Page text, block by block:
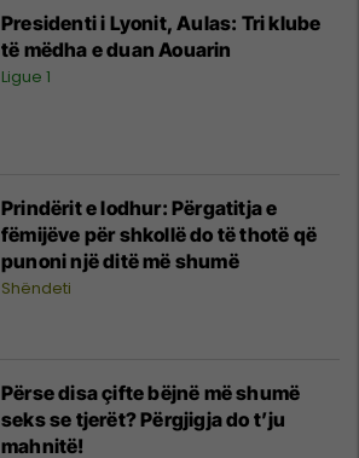
Presidenti i Lyonit, Aulas: Tri klube
të mëdha e duan Aouarin
Ligue 1
Prindërit e lodhur: Përgatitja e
fëmijëve për shkollë do të thotë që
punoni një ditë më shumë
Shëndeti
Përse disa çifte bëjnë më shumë
seks se tjerët? Përgjigja do t’ju
mahnitë!